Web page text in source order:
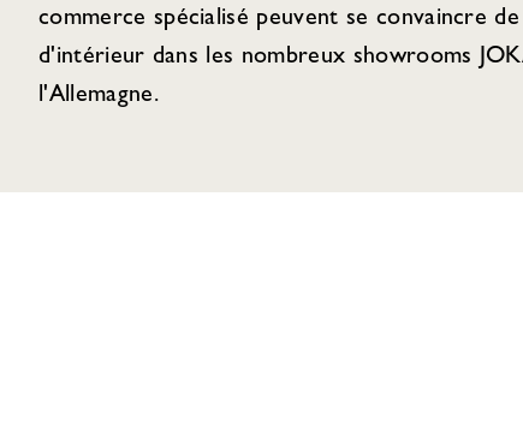
commerce spécialisé peuvent se convaincre
d'intérieur dans les nombreux showrooms
l'Allemagne.